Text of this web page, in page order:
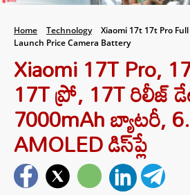
Home Technology
Xiaomi 17t 17t Pro
Launch Price Camera Battery
Xiaomi 17T Pro,
17T ప్రో, 17T రిలీజ్
7000mAh బ్యాటరీ,
AMOLED డిస్‌ప్లే